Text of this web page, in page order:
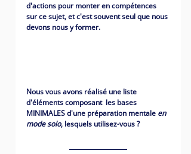
d'actions pour monter en compétences
sur ce sujet, et c'est souvent seul que nous
devons nous y former.
Nous vous avons réalisé une liste
d'éléments composant  les bases
MINIMALES d'une préparation mentale en
mode solo, lesquels utilisez-vous ?